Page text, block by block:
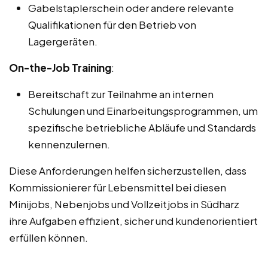
Gabelstaplerschein oder andere relevante
Qualifikationen für den Betrieb von
Lagergeräten.
On-the-Job Training:
Bereitschaft zur Teilnahme an internen
Schulungen und Einarbeitungsprogrammen, um
spezifische betriebliche Abläufe und Standards
kennenzulernen.
Diese Anforderungen helfen sicherzustellen, dass
Kommissionierer für Lebensmittel bei diesen
Minijobs, Nebenjobs und Vollzeitjobs in Südharz
ihre Aufgaben effizient, sicher und kundenorientiert
erfüllen können.